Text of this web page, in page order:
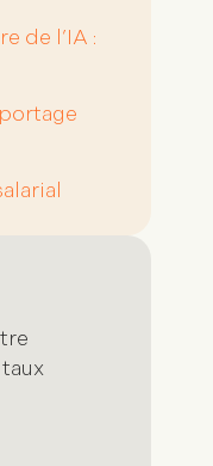
de l’IA :